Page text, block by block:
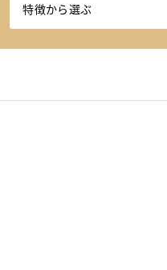
特徴から選ぶ